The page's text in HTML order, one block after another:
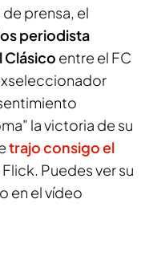
de prensa, el
periodista
Clásico entre el FC
la victoria de su
trajo consigo el
Puedes ver su
en el vídeo